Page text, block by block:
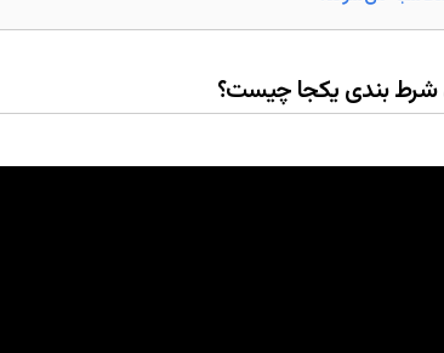
شرط بندی یکجا چیست؟